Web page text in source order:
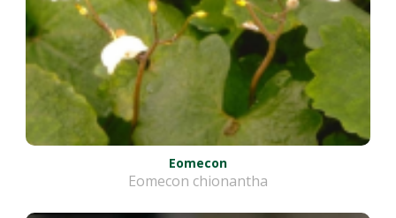
Eomecon
Eomecon chionantha